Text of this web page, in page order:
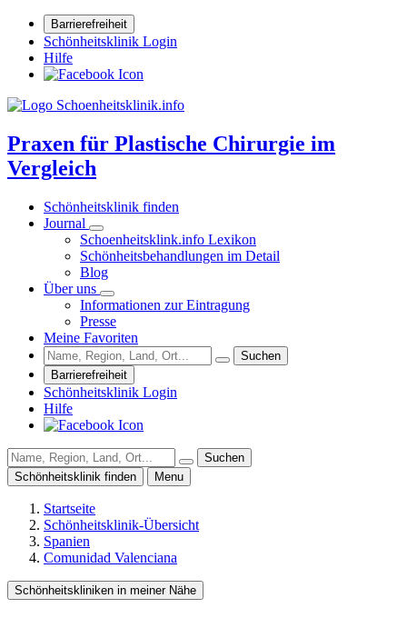
Barrierefreiheit
Schönheitsklinik Login
Hilfe
Praxen für Plastische Chirurgie im
Vergleich
Schönheitsklinik finden
Journal
Schoenheitsklink.info Lexikon
Schönheitsbehandlungen im Detail
Blog
Über uns
Informationen zur Eintragung
Presse
Meine Favoriten
Suchen
Barrierefreiheit
Schönheitsklinik Login
Hilfe
Suchen
Schönheitsklinik finden
Menu
Startseite
Schönheitsklinik-Übersicht
Spanien
Comunidad Valenciana
Schönheitskliniken in meiner Nähe